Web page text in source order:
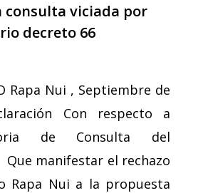
consulta viciada por
decreto 66
Rapa Nui , Septiembre de
Con respecto a
de Consulta del
manifestar el rechazo
Rapa Nui a la propuesta